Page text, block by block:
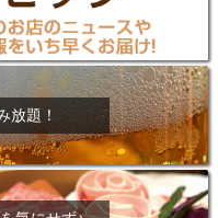
放題！